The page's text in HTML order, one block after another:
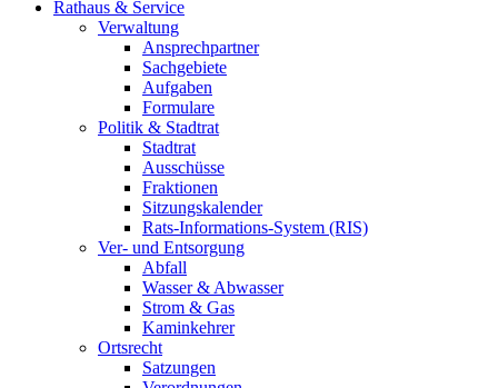
Rathaus & Service
Verwaltung
Ansprechpartner
Sachgebiete
Aufgaben
Formulare
Politik & Stadtrat
Stadtrat
Ausschüsse
Fraktionen
Sitzungskalender
Rats-Informations-System (RIS)
Ver- und Entsorgung
Abfall
Wasser & Abwasser
Strom & Gas
Kaminkehrer
Ortsrecht
Satzungen